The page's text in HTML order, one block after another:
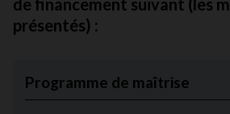
de financement suivant (les
présentés) :
Programme de maîtrise